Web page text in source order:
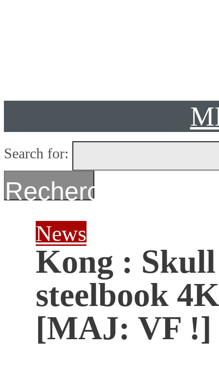
Search for:
Recherche
News
Kong :
steelbook
[MAJ: VF !]